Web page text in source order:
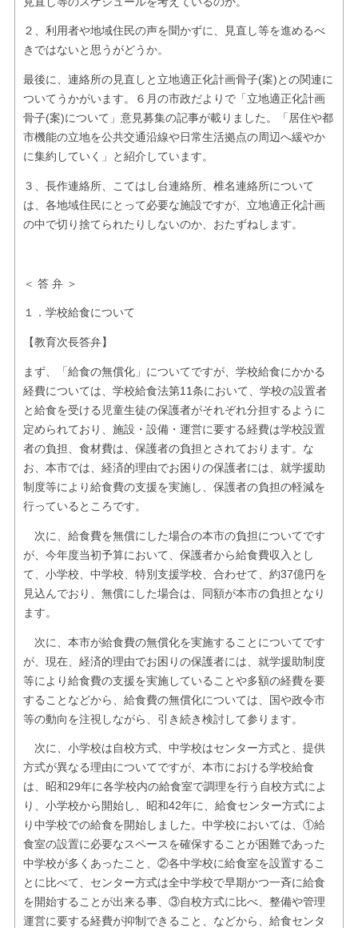
２、利用者や地域住民の声を聞かずに、見直し等を進めるべ
きではないと思うがどうか。
最後に、連絡所の見直しと立地適正化計画骨子(案)との関連に
ついてうかがいます。６月の市政だよりで「立地適正化計画
骨子(案)について」意見募集の記事が載りました。「居住や都
市機能の立地を公共交通沿線や日常生活拠点の周辺へ緩やか
に集約していく」と紹介しています。
３、長作連絡所、こてはし台連絡所、椎名連絡所について
は、各地域住民にとって必要な施設ですが、立地適正化計画
の中で切り捨てられたりしないのか、おたずねします。
＜ 答 弁 ＞
１．学校給食について
【教育次長答弁】
まず、「給食の無償化」についてですが、学校給食にかかる
経費については、学校給食法第11条において、学校の設置者
と給食を受ける児童生徒の保護者がそれぞれ分担するように
定められており、施設・設備・運営に要する経費は学校設置
者の負担、食材費は、保護者の負担とされております。な
お、本市では、経済的理由でお困りの保護者には、就学援助
制度等により給食費の支援を実施し、保護者の負担の軽減を
行っているところです。
次に、給食費を無償にした場合の本市の負担についてです
が、今年度当初予算において、保護者から給食費収入とし
て、小学校、中学校、特別支援学校、合わせて、約37億円を
見込んでおり、無償にした場合は、同額が本市の負担となり
ます。
次に、本市が給食費の無償化を実施することについてです
が、現在、経済的理由でお困りの保護者には、就学援助制度
等により給食費の支援を実施していることや多額の経費を要
することなどから、給食費の無償化については、国や政令市
等の動向を注視しながら、引き続き検討して参ります。
次に、小学校は自校方式、中学校はセンター方式と、提供
方式が異なる理由についてですが、本市における学校給食
は、昭和29年に各学校内の給食室で調理を行う自校方式によ
り、小学校から開始し、昭和42年に、給食センター方式によ
り中学校での給食を開始しました。中学校においては、①給
食室の設置に必要なスペースを確保することが困難であった
中学校が多くあったこと、②各中学校に給食室を設置するこ
とに比べて、センター方式は全中学校で早期かつ一斉に給食
を開始することが出来る事、③自校方式に比べ、整備や管理
運営に要する経費が抑制できること、などから、給食センタ